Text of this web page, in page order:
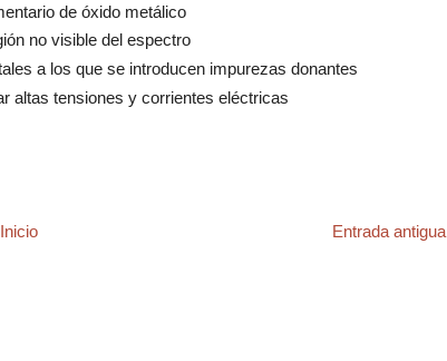
de óxido metálico
no visible del espectro
a los que se introducen impurezas donantes
altas tensiones y corrientes eléctricas
Entrada antigua
Inicio